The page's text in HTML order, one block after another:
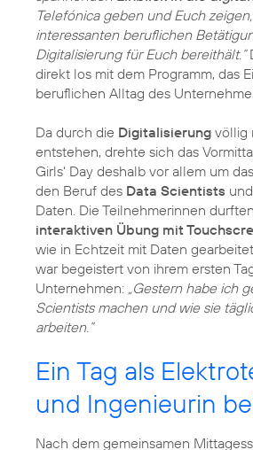
Telefónica geben und Euch
interessanten beruflichen
Digitalisierung für Euch bereithält.“
direkt los mit dem Programm, das
beruflichen Alltag des
Da durch die Digitalisierung völlig
entstehen, drehte sich das
Girls‘ Day deshalb vor allem um
den Beruf des Data Scientists
Daten. Die Teilnehmerinnen
interaktiven Übung mit
wie in Echtzeit mit Daten
war begeistert von ihrem ersten
Unternehmen: „Gestern habe ich
Scientists machen und wie sie
arbeiten.“
Ein Tag als
und Ingenieurin
Nach dem gemeinsamen